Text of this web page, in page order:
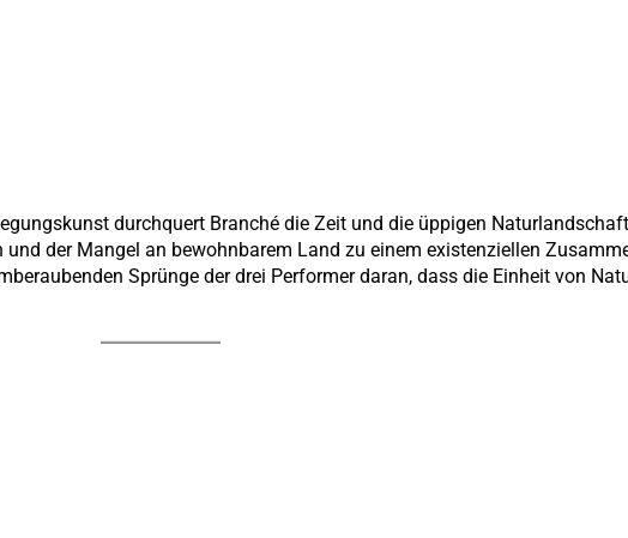
durchquert Branché die Zeit und die üppigen
und der Mangel an bewohnbarem Land zu einem existenziellen
Sprünge der drei Performer daran, dass die Einheit von